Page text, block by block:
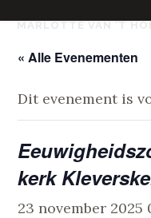
content
« Alle Evenementen
Dit evenement is
kerk
23 november 2025